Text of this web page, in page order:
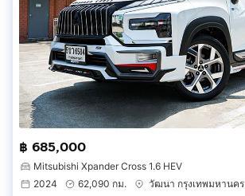
฿ 685,000
Mitsubishi Xpander Cross 1.6 HEV
2024
62,090 กม.
วัฒนา กรุงเทพมหานคร